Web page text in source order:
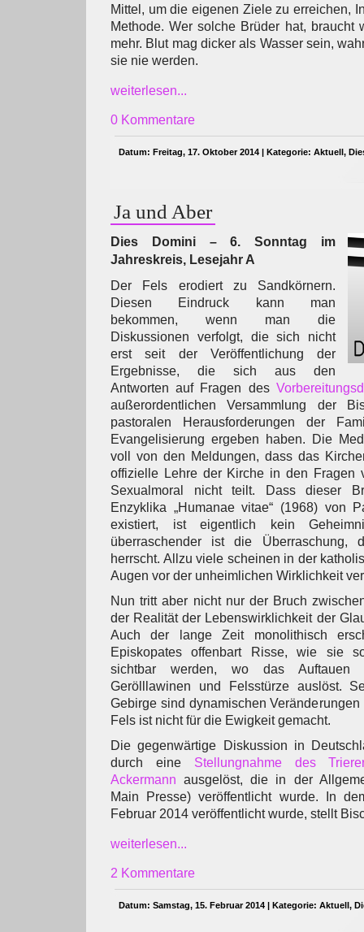
Mittel, um die eigenen Ziele zu erreichen,
Methode. Wer solche Brüder hat, braucht
mehr. Blut mag dicker als Wasser sein,
sie nie werden.
weiterlesen...
0 Kommentare
Datum: Freitag, 17. Oktober 2014 | Kategorie: Aktuell,
Ja und Aber
Dies Domini – 6. Sonntag im
Jahreskreis, Lesejahr A
Der Fels erodiert zu Sandkörnern.
Diesen Eindruck kann man
bekommen, wenn man die
Diskussionen verfolgt, die sich nicht
erst seit der Veröffentlichung der
Ergebnisse, die sich aus den
Antworten auf Fragen des
außerordentlichen Versammlung der
pastoralen Herausforderungen der
Evangelisierung ergeben haben. Die
voll von den Meldungen, dass das
offizielle Lehre der Kirche in den Fragen
Sexualmoral nicht teilt. Dass dieser
Enzyklika „Humanae vitae“ (1968) von
existiert, ist eigentlich kein
überraschender ist die Überraschung,
herrscht. Allzu viele scheinen in der
Augen vor der unheimlichen Wirklichkeit
Nun tritt aber nicht nur der Bruch
der Realität der Lebenswirklichkeit der
Auch der lange Zeit monolithisch
Episkopates offenbart Risse, wie sie
sichtbar werden, wo das Auftauen
Gerölllawinen und Felsstürze auslöst.
Gebirge sind dynamischen
Fels ist nicht für die Ewigkeit gemacht.
Die gegenwärtige Diskussion in
durch eine Stellungnahme des
Ackermann ausgelöst, die in der
Main Presse) veröffentlicht wurde. In
Februar 2014 veröffentlicht wurde, stellt
weiterlesen...
2 Kommentare
Datum: Samstag, 15. Februar 2014 | Kategorie: Aktuell,